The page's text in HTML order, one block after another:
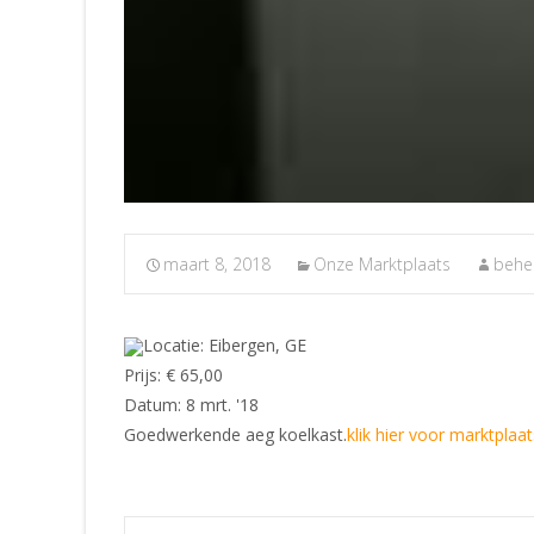
maart 8, 2018 Onze Marktplaats
Locatie: Eibergen, GE
Prijs: € 65,00
Datum: 8 mrt. '18
Goedwerkende aeg koelkast.klik hier voor